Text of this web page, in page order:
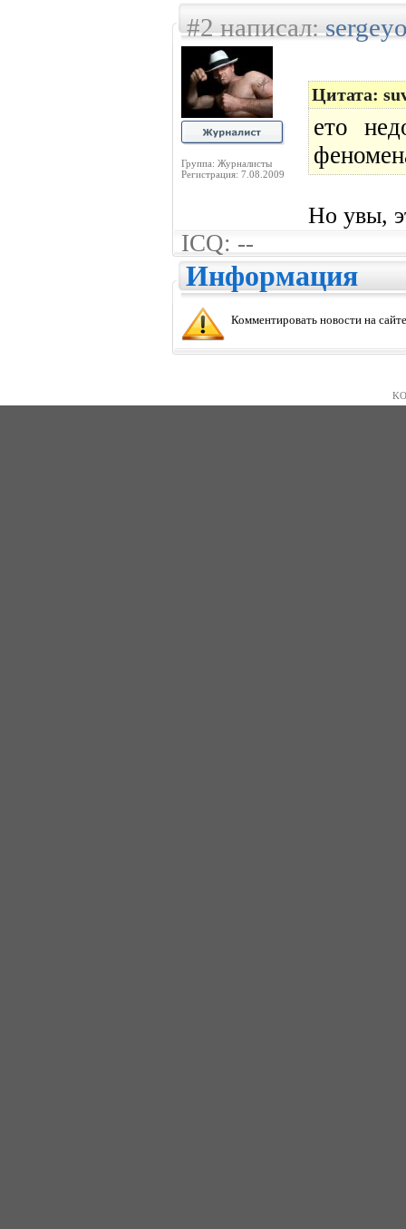
#2 написал:
Группа: Журналисты
Регистрация: 7.08.2009
Цитата:
ето
Но увы,
ICQ: --
Информация
Комментировать новости на